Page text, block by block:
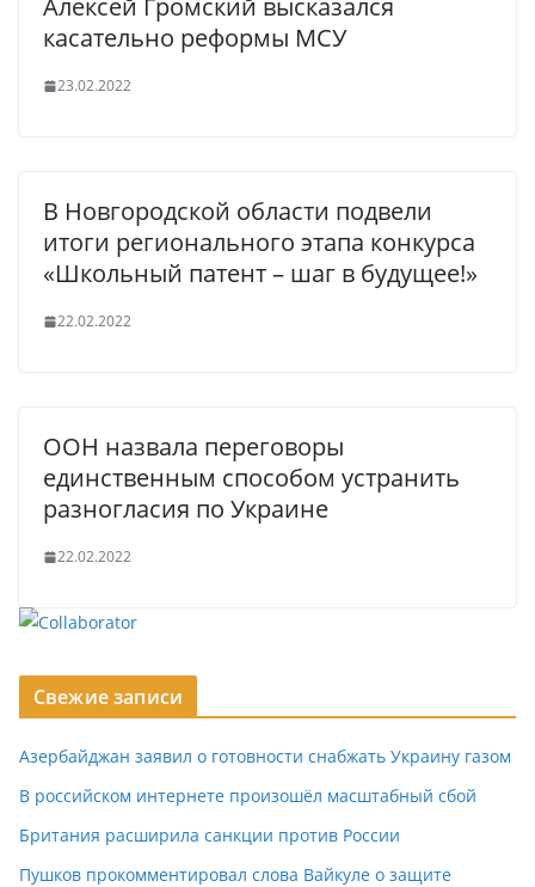
Алексей Громский высказался
касательно реформы МСУ
23.02.2022
В Новгородской области подвели
итоги регионального этапа конкурса
«Школьный патент – шаг в будущее!»
22.02.2022
ООН назвала переговоры
единственным способом устранить
разногласия по Украине
22.02.2022
Свежие записи
Азербайджан заявил о готовности снабжать Украину газом
В российском интернете произошёл масштабный сбой
Британия расширила санкции против России
Пушков прокомментировал слова Вайкуле о защите